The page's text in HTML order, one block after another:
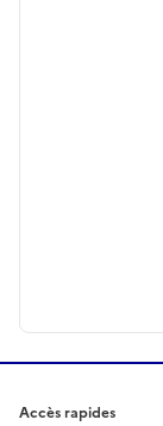
Accès rapides